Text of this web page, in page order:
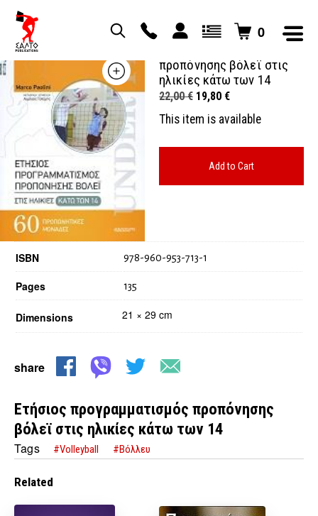
0
προπόνησης βόλεϊ στις
ηλικίες κάτω των 14
22,00€ Original
price
22,00 €.
19,80 €Current
price
19,80 €.
This item is available
Add to Cart
Dimensions 21 × 29 cm
ISBN 978-960-953-713-1
Pages 135
share
Ετήσιος προγραμματισμός προπόνησης
βόλεϊ στις ηλικίες κάτω των 14
Tags #Volleyball #Βόλλευ
Related